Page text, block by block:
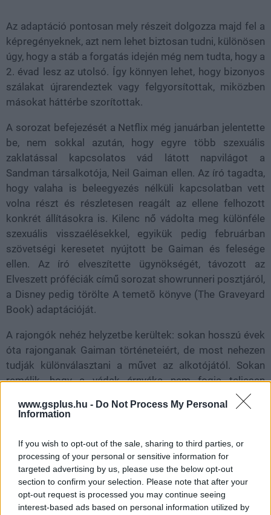
www.gsplus.hu - Do Not Process My Personal
Information
If you wish to opt-out of the sale, sharing to third parties, or
processing of your personal or sensitive information for
targeted advertising by us, please use the below opt-out
section to confirm your selection. Please note that after your
opt-out request is processed you may continue seeing
interest-based ads based on personal information utilized by
Az adaptáció pontosan mely részeit dolgozza majd fel a
képregényeknek, azt nem lehet biztosan tudni, különösen
úgy, hogy a stáb a forgatás idején még nem tudta, hogy a
2. évad lesz az utolsó. Így könnyen lehet, hogy bizonyos
szálakat újrarendeztek vagy felgyorsítottak, miközben
másokat háttérbe szorítottak.
A sorozat befejezését a Netflix még januárban jelentette
be, nem sokkal azután, hogy egyre több szexuális
zaklatással kapcsolatos vád látott napvilágot a
Sandman társalkotója, Neil Gaiman ellen. Az író tagadta,
hogy valaha is beleegyezés nélküli kapcsolatban vett
volna részt és részletesen reagált az ellene felhozott
konkrét állításokra is. Kilenc nő vádolta meg különféle
szexuális visszaélésekkel, egyikük pedig februárban
szövetségi keresetet nyújtott be Gaiman és felesége
ellen. Az író elveszítette ügynökségét, távozott az
Elveszett próféciák című sorozat showrunneri posztjáról,
a Disney pedig törölte A temetõ könyve (The ​Graveyard
Book) adaptációját.
A rajongók nehéz helyzetbe kerültek: sokan hosszú évek
óta rajonganak Gaiman történeteiért, de most nehezen
tudják különválasztani a művet az alkotójától. Sokan
remélik, hogy a vádak árnyéka nem fogja teljesen
elhomályosítani azt a rengeteg munkát, amit a stáb és a
színészek fektettek a Sandman befejező évadába.
tartalmaz, és ahogy fentebb is említettük két részletben
lesz elérhető a Netflixen: július 3-án és július 24-én.
Nem akarsz lemaradni semmiről?